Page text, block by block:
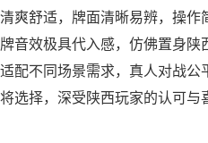
爽舒适，牌面清晰易辨，操
音效极具代入感，仿佛置身
配不同场景需求，真人对战公
选择，深受陕西玩家的认可与